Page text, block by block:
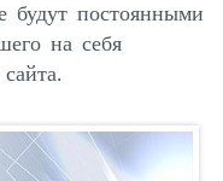
будут постоянными
на себя